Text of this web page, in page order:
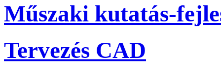
Műszaki kutatás-
Tervezés CAD